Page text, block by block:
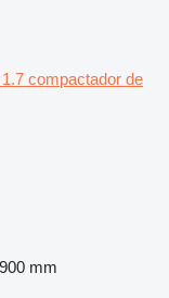
compactador de
900 mm